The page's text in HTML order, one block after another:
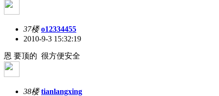
37楼 o12334455
2010-9-3 15:32:19
恩 要顶的 很方便安全
38楼 tianlangxing